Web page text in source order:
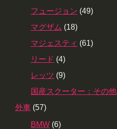
フュージョン (49)
マグザム (18)
マジェスティ (61)
リード (4)
レッツ (9)
国産スクーター：その他
外車 (57)
BMW (6)